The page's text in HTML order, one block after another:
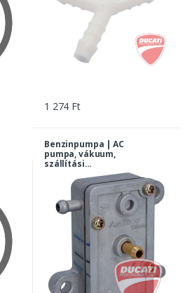
1 274 Ft
Benzinpumpa | AC
pumpa, vákuum,
szállítási
mennyiség: 14l/h |
AP8102408-DP